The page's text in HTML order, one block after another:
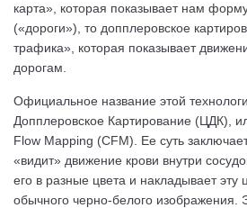
карта», которая показывает нам
(«дороги»), то допплеровское
трафика», которая показывает
дорогам.
Официальное название этой
Допплеровское Картирование (ЦДК),
Flow Mapping (CFM). Ее суть
«видит» движение крови внутри
его в разные цвета и накладывает эту
обычного черно-белого изображения.